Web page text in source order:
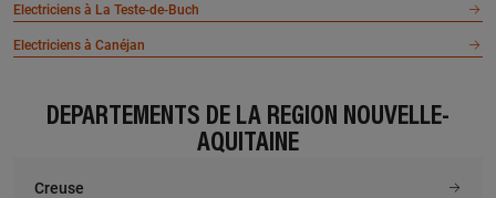
Electriciens à La Teste-de-Buch
Electriciens à Canéjan
DÉPARTEMENTS DE LA RÉGION NOUVELLE-
AQUITAINE
Creuse